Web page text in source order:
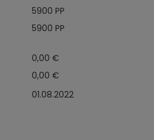
5900 PP
5900 PP
0,00 €
0,00 €
01.08.2022